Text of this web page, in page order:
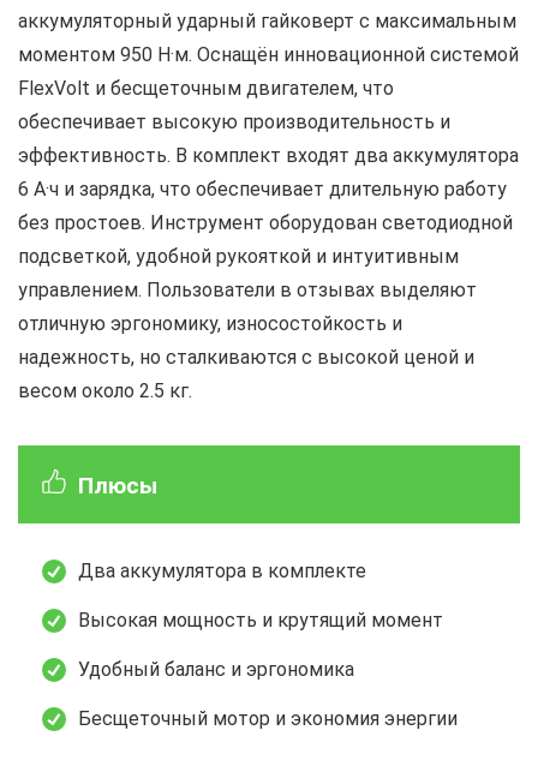
аккумуляторный ударный гайковерт с максимальным
моментом 950 Н·м. Оснащён инновационной системой
FlexVolt и бесщеточным двигателем, что
обеспечивает высокую производительность и
эффективность. В комплект входят два аккумулятора
6 А·ч и зарядка, что обеспечивает длительную работу
без простоев. Инструмент оборудован светодиодной
подсветкой, удобной рукояткой и интуитивным
управлением. Пользователи в отзывах выделяют
отличную эргономику, износостойкость и
надежность, но сталкиваются с высокой ценой и
весом около 2.5 кг.
Плюсы
Два аккумулятора в комплекте
Высокая мощность и крутящий момент
Удобный баланс и эргономика
Бесщеточный мотор и экономия энергии